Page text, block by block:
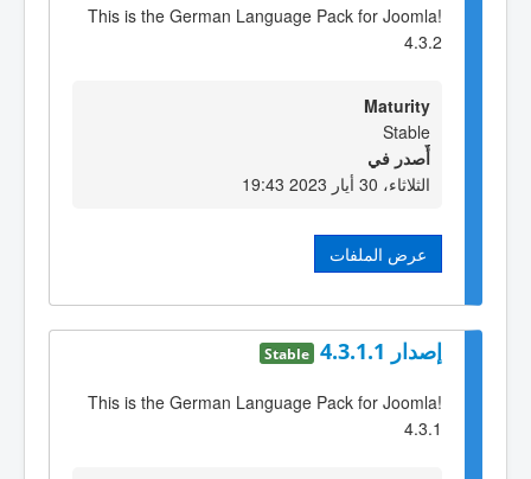
This is the German Language Pack for Joomla!
4.3.2
Maturity
Stable
أٌصدر في
الثلاثاء، 30 أيار 2023 19:43
عرض الملفات
إصدار 4.3.1.1 Stable
This is the German Language Pack for Joomla!
4.3.1